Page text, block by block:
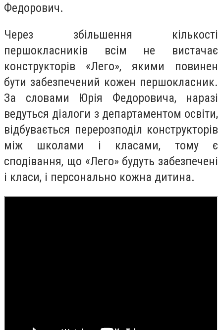
Федорович.
Через збільшення кількості
першокласників всім не вистачає
конструкторів «Лего», якими повинен
бути забезпечений кожен першокласник.
За словами Юрія Федоровича, наразі
ведуться діалоги з департаментом освіти,
відбувається перерозподіл конструкторів
між школами і класами, тому є
сподівання, що «Лего» будуть забезпечені
і класи, і персонально кожна дитина.